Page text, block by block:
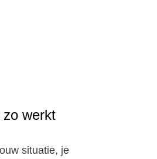
werkt
situatie, je